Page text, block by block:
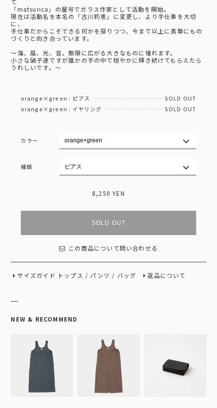
て
「matsurica」の屋号でガラス作家として活動を開始。
現在は活動名を本名の「古川莉恵」に変更し、より手仕事を大切
に、
手仕事だからこそできる何かを探りつつ、今まで以上に真摯にもの
づくりと向き合っています。
～海、風、光、音。無限に広がる大きなものに憧れます。
小さな硝子達ですが誰かの手の中で穏やかに輝き続けてもらえたら
うれしいです。～
orange×green : ピアス
SOLD OUT
orange×green : イヤリング
SOLD OUT
カラー
種類
8,250 YEN
SOLD OUT
この商品について問い合わせる
サイズガイド トップス / パンツ / バッグ 返品について
NEW & RECOMMEND